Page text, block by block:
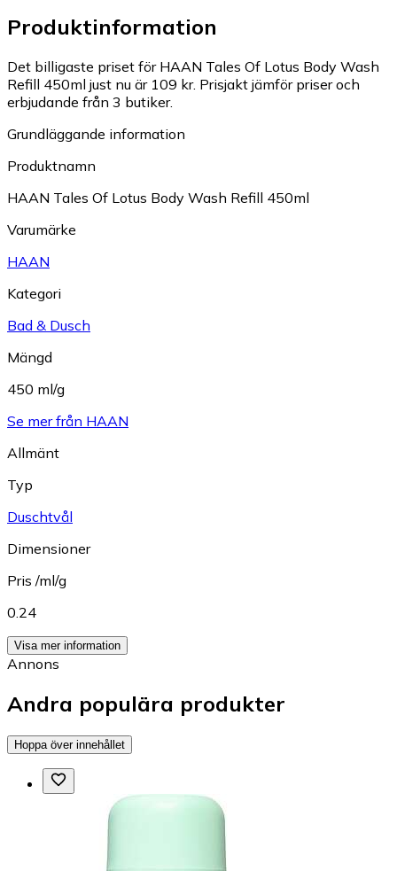
Produktinformation
Det billigaste priset för HAAN Tales Of Lotus Body Wash
Refill 450ml just nu är 109 kr. Prisjakt jämför priser och
erbjudande från 3 butiker.
Grundläggande information
Produktnamn
HAAN Tales Of Lotus Body Wash Refill 450ml
Varumärke
HAAN
Kategori
Bad & Dusch
Mängd
450 ml/g
Se mer från HAAN
Allmänt
Typ
Duschtvål
Dimensioner
Pris /ml/g
0.24
Visa mer information
Annons
Andra populära produkter
Hoppa över innehållet